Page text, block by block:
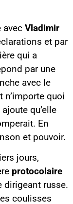
avec Vladimir
et par
qui a
par une
avec le
n’importe quoi
qu’elle
En
et pouvoir.
jours,
protocolaire
dirigeant russe.
coulisses